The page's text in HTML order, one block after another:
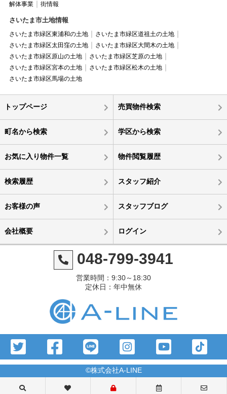
解体事業
街情報
さいたま市土地情報
さいたま市緑区東浦和の土地
さいたま市緑区道祖土の土地
さいたま市緑区太田窪の土地
さいたま市緑区大間木の土地
さいたま市緑区原山の土地
さいたま市緑区芝原の土地
さいたま市緑区宮本の土地
さいたま市緑区松木の土地
さいたま市緑区馬場の土地
トップページ 売買物件検索
町名から検索 学区から検索
お気に入り物件一覧 物件閲覧履歴
検索履歴 スタッフ紹介
お客様の声 スタッフブログ
会社概要 ログイン
048-799-3941
営業時間：9:30～18:30
定休日：年中無休
©株式会社A-LINE